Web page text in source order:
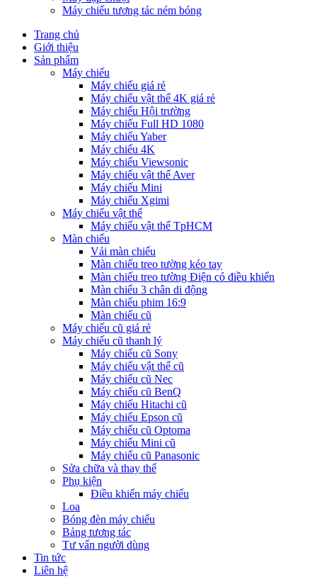
Máy chiếu tương tác ném bóng
Trang chủ
Giới thiệu
Sản phẩm
Máy chiếu
Máy chiếu giá rẻ
Máy chiếu vật thể 4K giá rẻ
Máy chiếu Hội trường
Máy chiếu Full HD 1080
Máy chiếu Yaber
Máy chiếu 4K
Máy chiếu Viewsonic
Máy chiếu vật thể Aver
Máy chiếu Mini
Máy chiếu Xgimi
Máy chiếu vật thể
Máy chiếu vật thể TpHCM
Màn chiếu
Vải màn chiếu
Màn chiếu treo tường kéo tay
Màn chiếu treo tường Điện có điều khiển
Màn chiếu 3 chân di động
Màn chiếu phim 16:9
Màn chiếu cũ
Máy chiếu cũ giá rẻ
Máy chiếu cũ thanh lý
Máy chiếu cũ Sony
Máy chiếu vật thể cũ
Máy chiếu cũ Nec
Máy chiếu cũ BenQ
Máy chiếu Hitachi cũ
Máy chiếu Epson cũ
Máy chiếu cũ Optoma
Máy chiếu Mini cũ
Máy chiếu cũ Panasonic
Sửa chữa và thay thế
Phụ kiện
Điều khiển máy chiếu
Loa
Bóng đèn máy chiếu
Bảng tương tác
Tư vấn người dùng
Tin tức
Liên hệ